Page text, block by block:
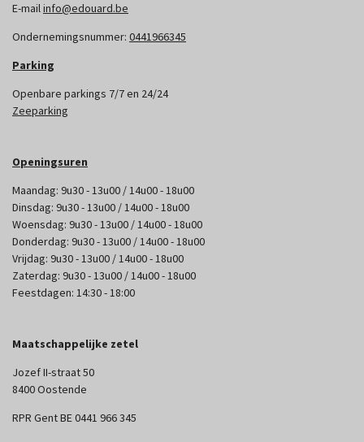
E-mailinfo@edouard.be
Ondernemingsnummer: 0441966345
Parking
Openbare parkings 7/7 en 24/24
Zeeparking
Openingsuren
Maandag: 9u30 - 13u00 / 14u00 - 18u00
Dinsdag: 9u30 - 13u00 / 14u00 - 18u00
Woensdag: 9u30 - 13u00 / 14u00 - 18u00
Donderdag: 9u30 - 13u00 / 14u00 - 18u00
Vrijdag: 9u30 - 13u00 / 14u00 - 18u00
Zaterdag: 9u30 - 13u00 / 14u00 - 18u00
Feestdagen: 14:30 - 18:00
Maatschappelijke zetel
Jozef II-straat 50
8400 Oostende
RPR Gent BE 0441 966 345